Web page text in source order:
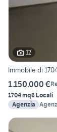
12
Immobile di
1.150.000 €
1704 mq6 Locali
Agenzia